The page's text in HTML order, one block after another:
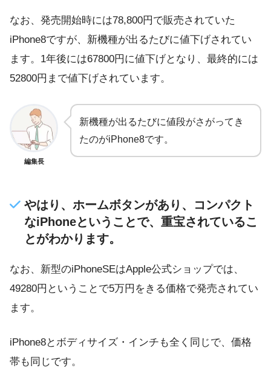
なお、発売開始時には78,800円で販売されていた
iPhone8ですが、新機種が出るたびに値下げされてい
ます。1年後には67800円に値下げとなり、最終的には
52800円まで値下げされています。
編集長
新機種が出るたびに値段がさがってき
たのがiPhone8です。
やはり、ホームボタンがあり、コンパクト
なiPhoneということで、重宝されているこ
とがわかります。
なお、新型のiPhoneSEはApple公式ショップでは、
49280円ということで5万円をきる価格で発売されてい
ます。
iPhone8とボディサイズ・インチも全く同じで、価格
帯も同じです。